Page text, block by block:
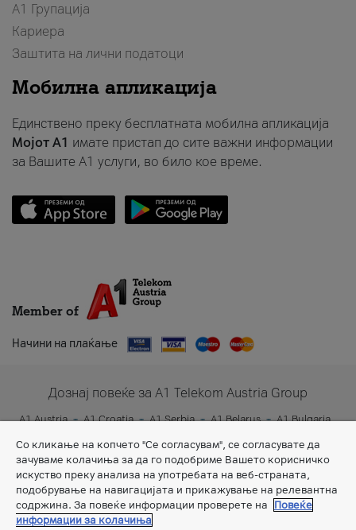
А1 Групација
Кариера
Заштита на лични податоци
Мобилна апликација
Единствено преку бесплатната мобилна апликација
Мојот A1 имате пристап до сите важни информации
за Вашите A1 услуги, во било кое време.
Member of
Начини на плаќање
Дознај повеќе за A1 Telekom Austria Group
A1 Austria A1 Croatia A1 Serbia A1 Belarus
A1 Bulgaria
A1 Slovenia
A1 Digital
Со кликање на копчето "Се согласувам", се согласувате да
зачуваме колачиња за да го подобриме Вашето корисничко
искуство преку анализа на употребата на веб-страната,
подобрување на навигацијата и прикажување на релевантна
содржина. За повеќе информации проверете на
Повеќе
информации за колачиња